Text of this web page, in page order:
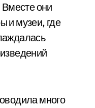
Вместе они
и музеи, где
много